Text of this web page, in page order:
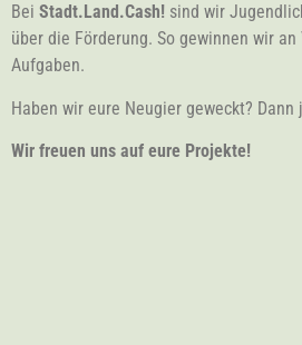
Bei Stadt.Land.Cash! sind wir
über die Förderung. So gewinnen wir
Aufgaben.
Haben wir eure Neugier geweckt?
Wir freuen uns auf eure Projekte!